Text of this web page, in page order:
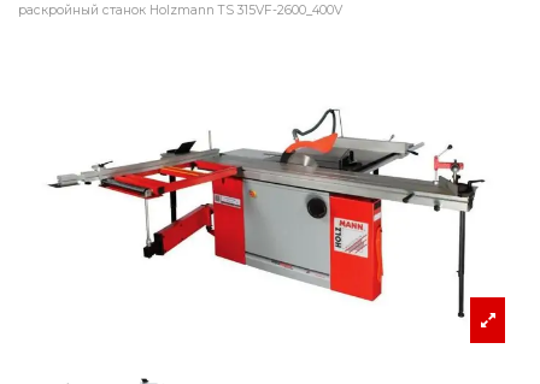
раскройный станок Holzmann TS 315VF-2600_400V